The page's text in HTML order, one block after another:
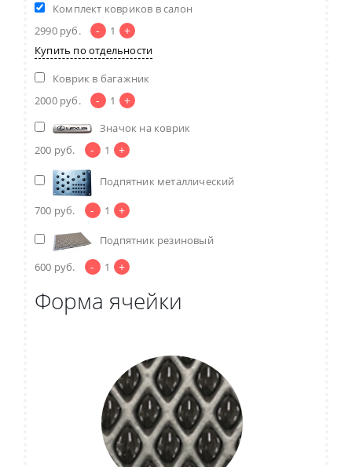
Комплект ковриков в салон
2990 руб. - 1 +
Купить по отдельности
Коврик в багажник
2000 руб. - 1 +
Значок на коврик
200 руб. - 1 +
Подпятник металлический
700 руб. - 1 +
Подпятник резиновый
600 руб. - 1 +
Форма ячейки